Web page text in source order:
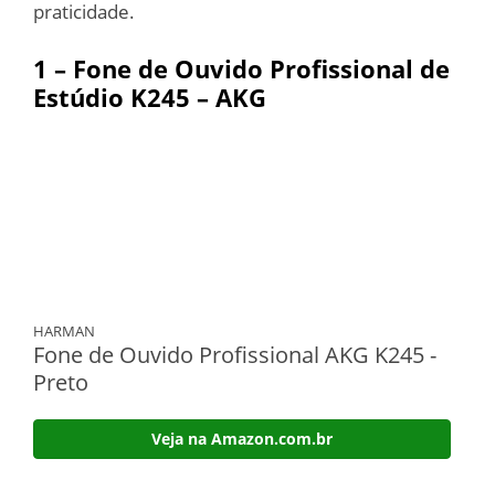
praticidade.
1 – Fone de Ouvido Profissional de
Estúdio K245 – AKG
HARMAN
Fone de Ouvido Profissional AKG K245 -
Preto
Veja na Amazon.com.br